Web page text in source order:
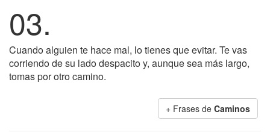
03.
Cuando alguien te hace mal, lo tienes que evitar. Te vas
corriendo de su lado despacito y, aunque sea más largo,
tomas por otro camino.
+ Frases de Caminos